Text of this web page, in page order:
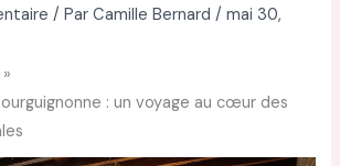
/ ParCamille Bernard/mai 30,
: un voyage au cœur des